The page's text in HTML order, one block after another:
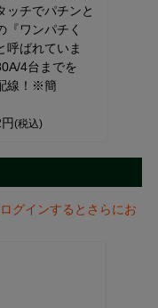
ッチでパチンと
『ワンパチく
呼ばれていま
4台までを
線！※簡
(税込)
グインするとさらにお